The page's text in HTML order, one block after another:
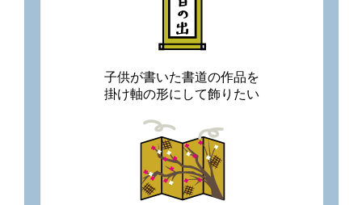
子供が書いた書道の作品を
掛け軸の形にして飾りたい